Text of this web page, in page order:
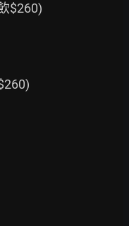
$260)